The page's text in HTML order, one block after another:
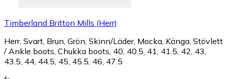
Timberland Britton Mills (Herr)
Herr, Svart, Brun, Grön, Skinn/Läder, Mocka, Känga, Stövlett
/ Ankle boots, Chukka boots, 40, 40.5, 41, 41.5, 42, 43,
43.5, 44, 44.5, 45, 45.5, 46, 47.5